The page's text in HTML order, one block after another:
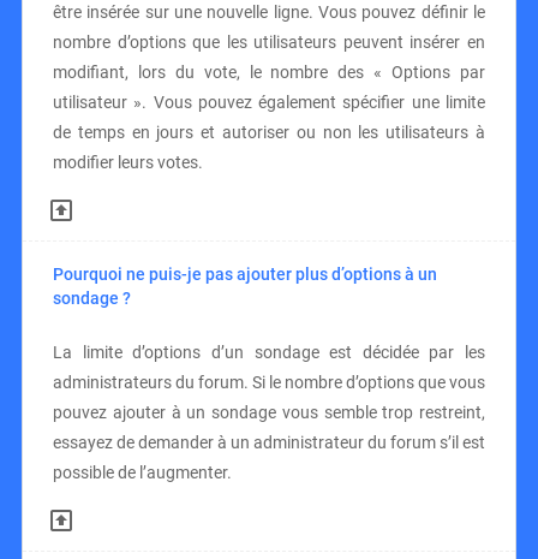
être insérée sur une nouvelle ligne. Vous pouvez définir le
nombre d’options que les utilisateurs peuvent insérer en
modifiant, lors du vote, le nombre des « Options par
utilisateur ». Vous pouvez également spécifier une limite
de temps en jours et autoriser ou non les utilisateurs à
modifier leurs votes.
Pourquoi ne puis-je pas ajouter plus d’options à un
sondage ?
La limite d’options d’un sondage est décidée par les
administrateurs du forum. Si le nombre d’options que vous
pouvez ajouter à un sondage vous semble trop restreint,
essayez de demander à un administrateur du forum s’il est
possible de l’augmenter.